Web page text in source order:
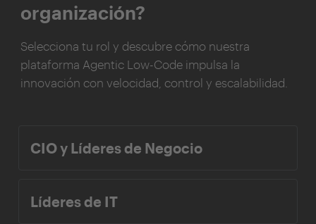
organización?
Selecciona tu rol y descubre cómo nuestra
plataforma Agentic Low-Code impulsa la
innovación con velocidad, control y escalabilidad.
CIO y Líderes de Negocio
Líderes de IT